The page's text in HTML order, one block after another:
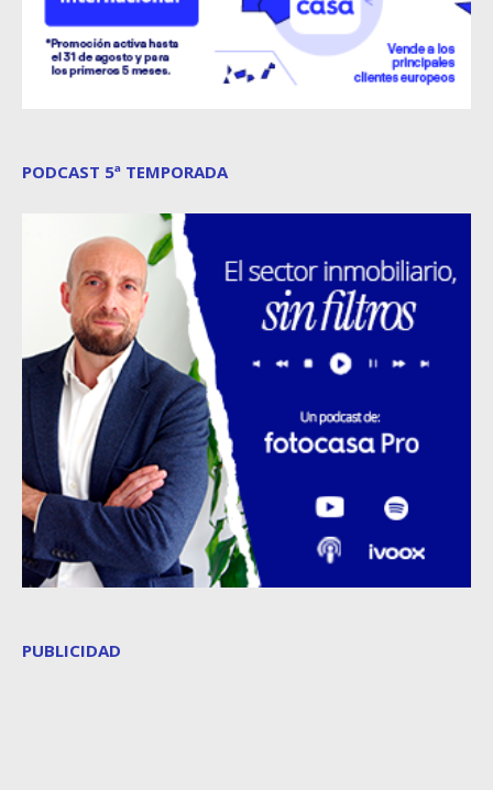
PODCAST 5ª TEMPORADA
PUBLICIDAD